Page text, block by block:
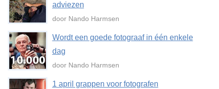
adviezen
door Nando Harmsen
Wordt een goede fotograaf in één enkele
dag
door Nando Harmsen
1 april grappen voor fotografen